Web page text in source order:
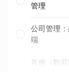
管理
公司管理
端
其他（歡